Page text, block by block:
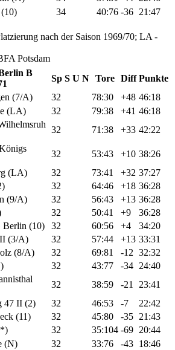
34 40:76 -36 21:47
nach der Saison 1969/70; LA -
Potsdam
B
Sp S U N Tore Diff Punkte
(7/A) 32 78:30 +48 46:18
(LA) 32 79:38 +41 46:18
32 71:38 +33 42:22
32 53:43 +10 38:26
(LA) 32 73:41 +32 37:27
32 64:46 +18 36:28
(9/A) 32 56:43 +13 36:28
32 50:41 +9
36:28
Berlin (10) 32 60:56 +4
34:20
(3/A) 32 57:44 +13 33:31
(8/A) 32 69:81 -12 32:32
32 43:77 -34 24:40
32 38:59 -21
23:41
47 II (2) 32 46:53 -7
22:42
(11) 32 45:80 -35 21:43
32 35:104 -69 20:44
(N) 32 33:76 -43 18:46